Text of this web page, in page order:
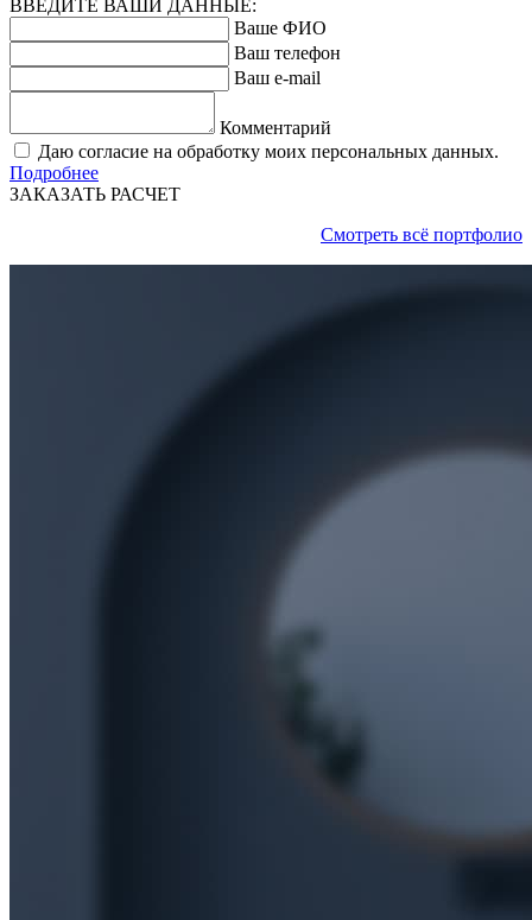
ВВЕДИТЕ ВАШИ ДАННЫЕ:
Ваше ФИО
Ваш телефон
Ваш e-mail
Комментарий
Даю согласие на обработку моих персональных данных.
Подробнее
ЗАКАЗАТЬ РАСЧЕТ
Смотреть всё портфолио